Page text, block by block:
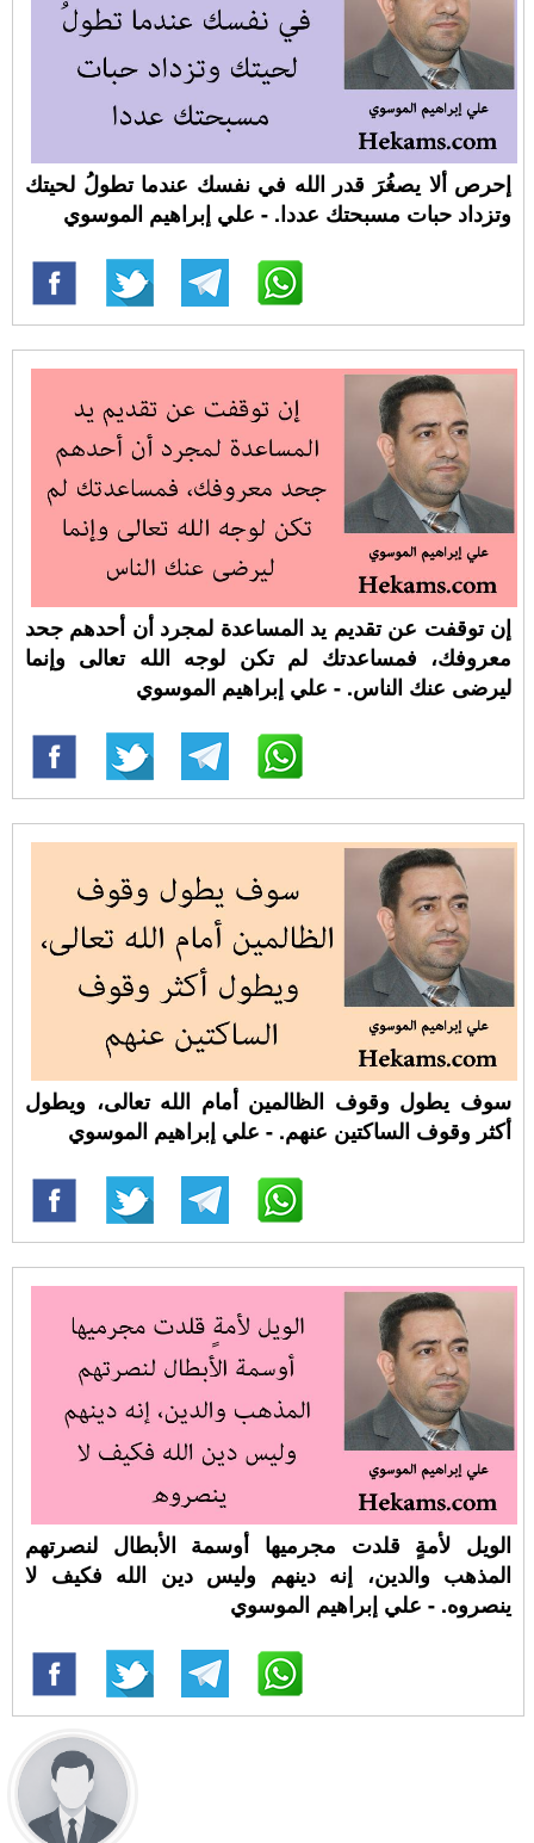
إحرص ألا يصغُرَ قدر الله في نفسك عندما تطولُ لحيتك
وتزداد حبات مسبحتك عددا. - علي إبراهيم الموسوي
إن توقفت عن تقديم يد المساعدة لمجرد أن أحدهم جحد
معروفك، فمساعدتك لم تكن لوجه الله تعالى وإنما
ليرضى عنك الناس. - علي إبراهيم الموسوي
سوف يطول وقوف الظالمين أمام الله تعالى، ويطول
أكثر وقوف الساكتين عنهم. - علي إبراهيم الموسوي
الويل لأمةٍ قلدت مجرميها أوسمة الأبطال لنصرتهم
المذهب والدين، إنه دينهم وليس دين الله فكيف لا
ينصروه. - علي إبراهيم الموسوي